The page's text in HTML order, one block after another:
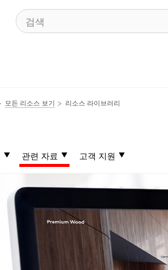
모든 리소스 보기 리소스 라이브러리
관련 자료 고객 지원